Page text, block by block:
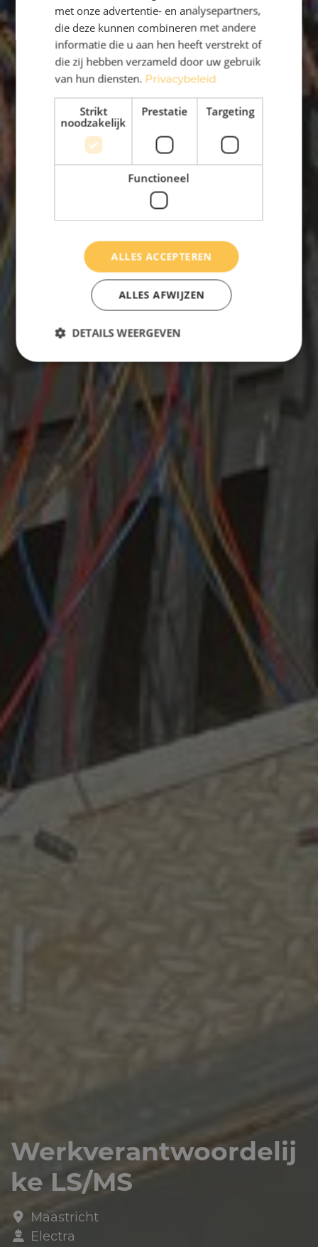
Werkverantwoordelij
ke LS/MS
Maastricht
Electra
met onze advertentie- en analysepartners,
die deze kunnen combineren met andere
informatie die u aan hen heeft verstrekt of
die zij hebben verzameld door uw gebruik
van hun diensten. Privacybeleid
Strikt
noodzakelijk
Prestatie Targeting
Functioneel
ALLES ACCEPTEREN
ALLES AFWIJZEN
DETAILS WEERGEVEN